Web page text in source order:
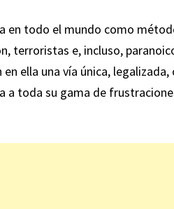
en todo el mundo como
terroristas e, incluso,
ella una vía única,
a toda su gama de